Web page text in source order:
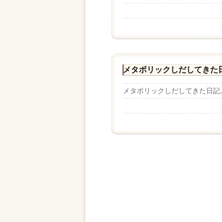
メタボリックしだしてきた
メタボリックしだしてきた日記